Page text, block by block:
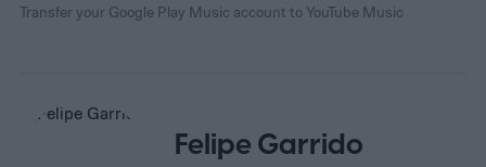
Transfer your Google Play Music account to YouTube Music
Felipe Garrido